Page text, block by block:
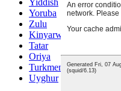
Yiddish
Yoruba
Zulu
Kinyarwanda
Tatar
Oriya
Turkmen
Uyghur